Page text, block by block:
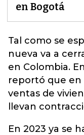
en Bogotá
Tal como se
nueva va a
en Colombia.
reportó que en
ventas de
llevan
En 2023 ya se